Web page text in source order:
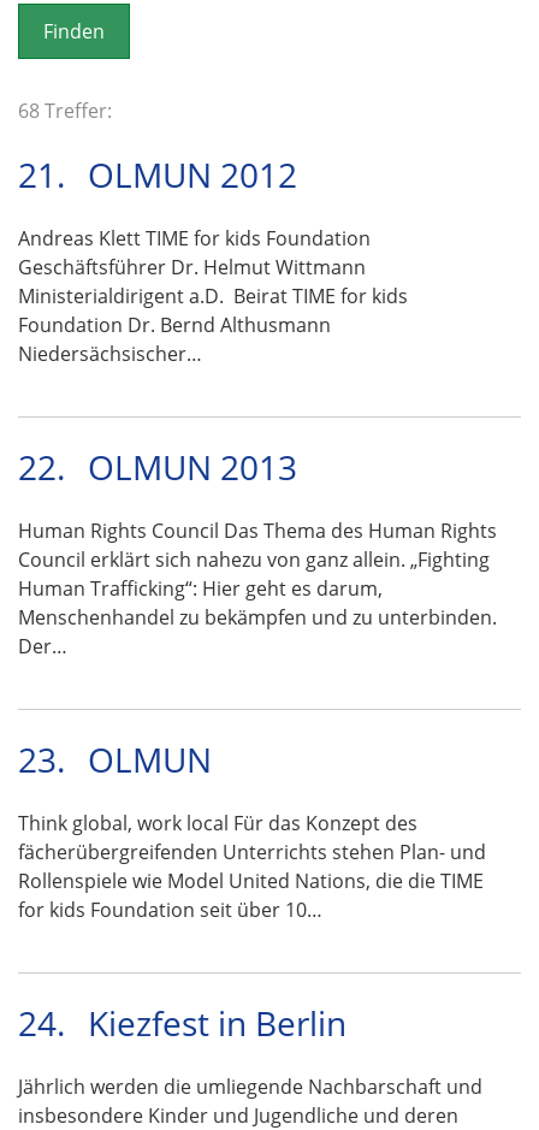
o
n
68 Treffer:
21. OLMUN 2012
Andreas Klett TIME for kids Foundation
Geschäftsführer Dr. Helmut Wittmann
Ministerialdirigent a.D. Beirat TIME for kids
Foundation Dr. Bernd Althusmann
Niedersächsischer…
22. OLMUN 2013
Human Rights Council Das Thema des Human Rights
Council erklärt sich nahezu von ganz allein. „Fighting
Human Trafficking“: Hier geht es darum,
Menschenhandel zu bekämpfen und zu unterbinden.
Der…
23. OLMUN
Think global, work local Für das Konzept des
fächerübergreifenden Unterrichts stehen Plan- und
Rollenspiele wie Model United Nations, die die TIME
for kids Foundation seit über 10…
24. Kiezfest in Berlin
Jährlich werden die umliegende Nachbarschaft und
insbesondere Kinder und Jugendliche und deren